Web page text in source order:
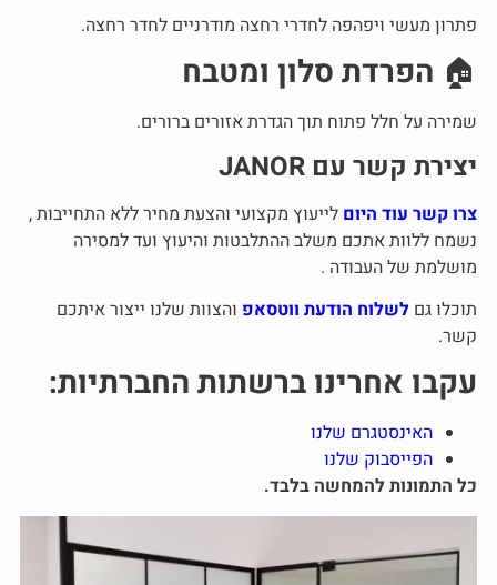
פתרון מעשי ויפהפה לחדרי רחצה מודרניים לחדר רחצה.
🏠 הפרדת סלון ומטבח
שמירה על חלל פתוח תוך הגדרת אזורים ברורים.
יצירת קשר עם JANOR
צרו קשר עוד היום לייעוץ מקצועי והצעת מחיר ללא התחייבות ,
נשמח ללוות אתכם משלב ההתלבטות והיעוץ ועד למסירה
מושלמת של העבודה .
תוכלו גם לשלוח הודעת ווטסאפ והצוות שלנו ייצור איתכם
קשר.
עקבו אחרינו ברשתות החברתיות:
האינסטגרם שלנו
הפייסבוק שלנו
כל התמונות להמחשה בלבד.